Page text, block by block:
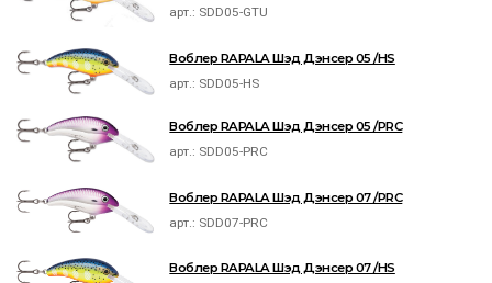
арт.: SDD05-GTU
Воблер RAPALA Шэд Дэнсер 05 /HS
арт.: SDD05-HS
Воблер RAPALA Шэд Дэнсер 05 /PRC
арт.: SDD05-PRC
Воблер RAPALA Шэд Дэнсер 07 /PRC
арт.: SDD07-PRC
Воблер RAPALA Шэд Дэнсер 07 /HS